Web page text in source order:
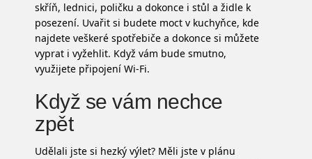
skříň, lednici, poličku a dokonce i stůl a židle k
posezení. Uvařit si budete moct v kuchyňce, kde
najdete veškeré spotřebiče a dokonce si můžete
vyprat i vyžehlit. Když vám bude smutno,
využijete připojení Wi-Fi.
Když se vám nechce
zpět
Udělali jste si hezký výlet? Měli jste v plánu